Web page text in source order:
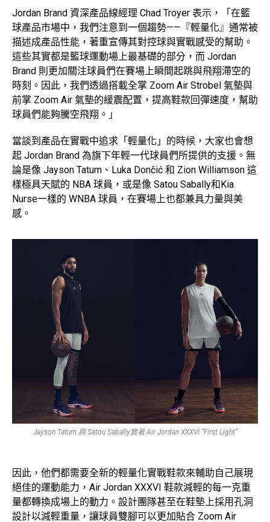
Jordan Brand 資深產品線經理 Chad Troyer 表示，「在籃
球產品市場中，我們注意到一個趨勢——『輕量化』通常被
描述成產品性能，著重宣傳其對控球與實戰感受的幫助。
這些其實都是籃球運動場上最基礎的部分，而 Jordan
Brand 則更加關注球員們在賽場上瞬間起跳與飛翔滯空的
時刻。因此，我們透過搭載全掌 Zoom Air Strobel 氣墊與
前掌 Zoom Air 氣墊的緩震配置，提高鞋款回彈速度，幫助
球員們能夠騰空飛翔。」
當談到產品在實戰中追求「輕量化」的時候，大家也會想
起 Jordan Brand 為旗下年輕一代球員們所提供的支援。無
論是像 Jayson Tatum、Luka Dončić 和 Zion Williamson 這
樣極具天賦的 NBA 球員，或是像 Satou Sabally和Kia
Nurse一樣的 WNBA 球員，在賽場上也都兼具力量與美
感。
Jayson Tatum 與 Satou Sabally實著 Air Jordan XXXVI “First Light”
因此，他們都需要全新的輕量化實戰鞋款來輔助自己展現
絕佳的運動能力，Air Jordan XXXVI 鞋款減輕的每一克重
量都轉換成場上的動力。設計團隊甚至在鞋墊上採用孔洞
設計以減輕重量，讓球員雙腳可以更加貼合 Zoom Air